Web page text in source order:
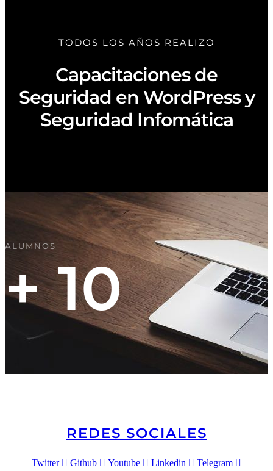
TODOS LOS AÑOS REALIZO
Capacitaciones de
Seguridad en WordPress y
Seguridad Infomática
ALUMNOS
+ 10
REDES SOCIALES
Twitter Github Youtube Linkedin Telegram